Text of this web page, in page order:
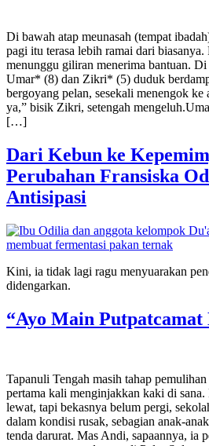
Di bawah atap meunasah (tempat
pagi itu terasa lebih ramai dari
menunggu giliran menerima bantuan. Di
Umar* (8) dan Zikri* (5) duduk
bergoyang pelan, sesekali menengok ke
ya,” bisik Zikri, setengah
[…]
Dari Kebun ke
Perubahan Fransiska
Antisipasi
Kini, ia tidak lagi ragu menyuarakan
didengarkan.
“Ayo Main Putpatcamat
Tapanuli Tengah masih tahap
pertama kali menginjakkan kaki di sana.
lewat, tapi bekasnya belum pergi,
dalam kondisi rusak, sebagian anak-
tenda darurat. Mas Andi, sapaannya, ia